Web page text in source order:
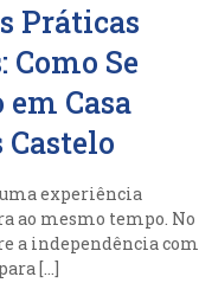
Práticas
Como Se
Casa
experiência
ao mesmo tempo. No
a independência com
[…]